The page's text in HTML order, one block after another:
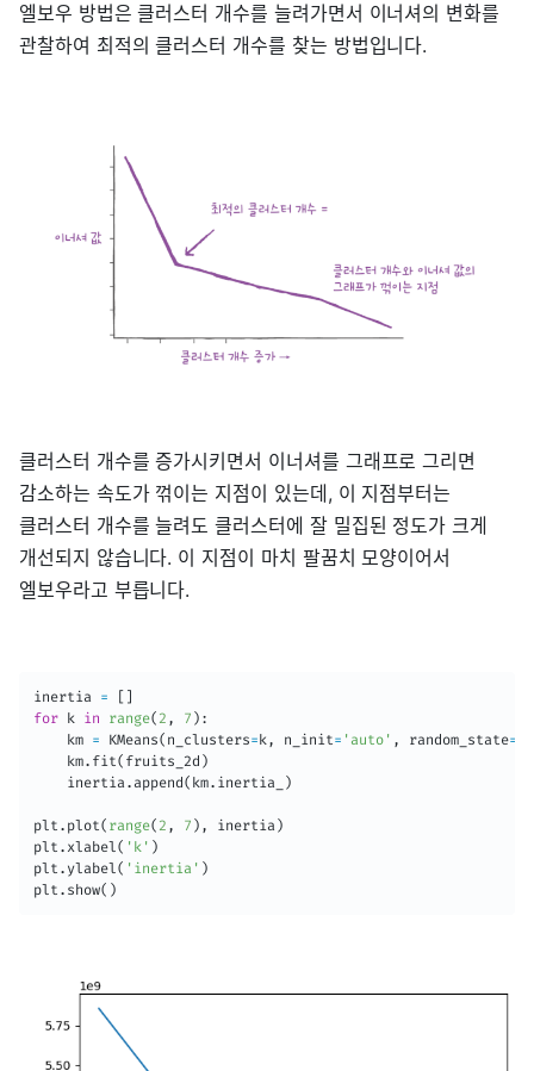
엘보우 방법은 클러스터 개수를 늘려가면서 이너셔의 변화를
관찰하여 최적의 클러스터 개수를 찾는 방법입니다.
클러스터 개수를 증가시키면서 이너셔를 그래프로 그리면
감소하는 속도가 꺾이는 지점이 있는데, 이 지점부터는
클러스터 개수를 늘려도 클러스터에 잘 밀집된 정도가 크게
개선되지 않습니다. 이 지점이 마치 팔꿈치 모양이어서
엘보우라고 부릅니다.
inertia =
for k in range( 2 , 7 ) :
    km
= KMeans( n_clusters= k, n_init= 'auto' , random_state=
    km
. fit( fruits_2d )
    inertia
.append ( km. inertia_ )
plt . plot( range( 2 , 7 ) , inertia )
plt . xlabel( 'k' )
plt . ylabel( 'inertia' )
plt . show( )